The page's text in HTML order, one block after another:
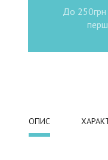
До 250грн
ОПИС